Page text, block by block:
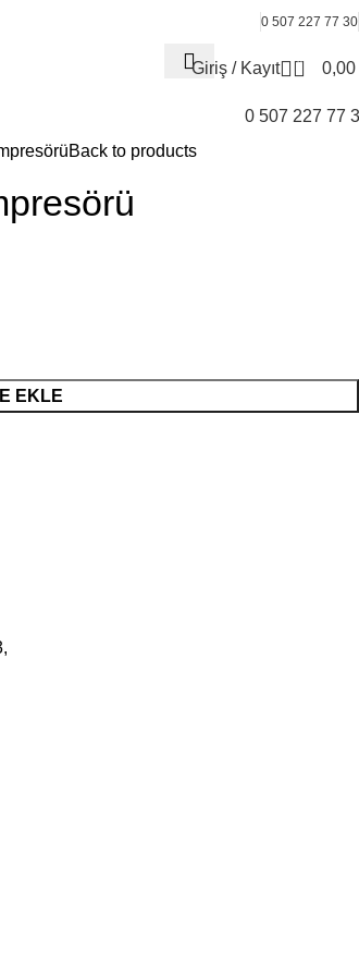
0 507 227 77 30
Giriş / Kayıt 0 0,00
0 507 227 77
Back to products
EKLE